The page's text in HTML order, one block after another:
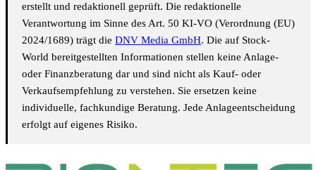
erstellt und redaktionell geprüft. Die redaktionelle
Verantwortung im Sinne des Art. 50 KI-VO (Verordnung (EU)
2024/1689) trägt die DNV Media GmbH. Die auf Stock-
World bereitgestellten Informationen stellen keine Anlage-
oder Finanzberatung dar und sind nicht als Kauf- oder
Verkaufsempfehlung zu verstehen. Sie ersetzen keine
individuelle, fachkundige Beratung. Jede Anlageentscheidung
erfolgt auf eigenes Risiko.